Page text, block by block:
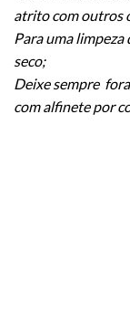
atrito com outros
Para uma
seco;
Deixe sempre
com alfinete por